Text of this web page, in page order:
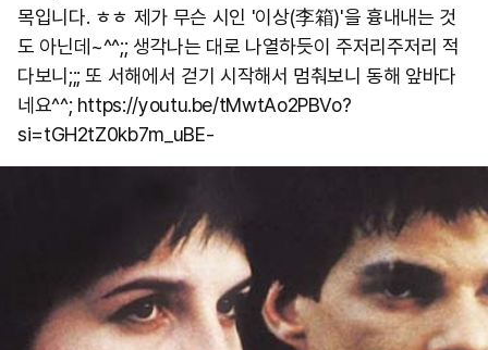
목입니다. ㅎㅎ 제가 무슨 시인 '이상(李箱)'을 흉내내는 것
도 아닌데~^^;; 생각나는 대로 나열하듯이 주저리주저리 적
다보니;;; 또 서해에서 걷기 시작해서 멈춰보니 동해 앞바다
네요^^; https://youtu.be/tMwtAo2PBVo?
si=tGH2tZ0kb7m_uBE-